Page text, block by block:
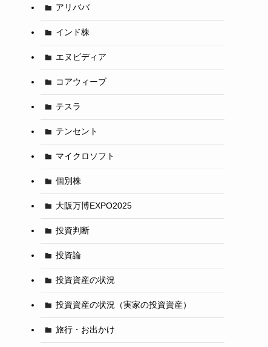
アリババ
インド株
エヌビディア
コアウィーブ
テスラ
テンセント
マイクロソフト
個別株
大阪万博EXPO2025
投資判断
投資論
投資資産の状況
投資資産の状況（実家の投資資産）
旅行・お出かけ